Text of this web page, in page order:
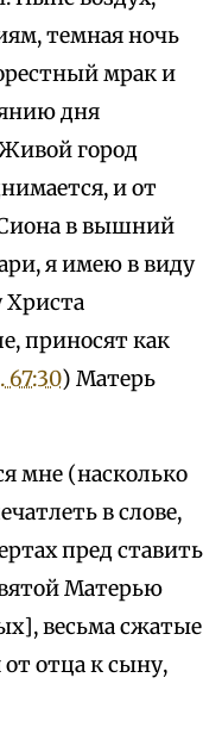
темная ночь
мрак и
дня
город
и от
Сиона в вышний
я имею в виду
Христа
приносят как
67:30) Матерь
мне (насколько
в слове,
пред ставить
Матерью
весьма сжатые
отца к сыну,